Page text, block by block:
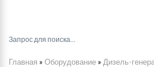
Главная » Оборудование » Дизель-